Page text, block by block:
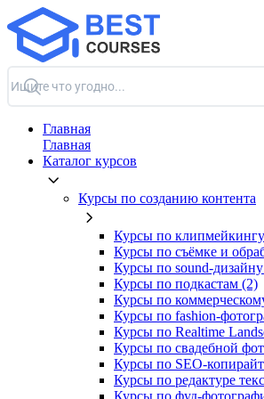
Главная
Главная
Каталог курсов
Курсы по созданию контента
Курсы по
Курсы по съёмке и
Курсы по sound-
Курсы по подкастам (2)
Курсы по
Курсы по fashion-
Курсы по Realtime
Курсы по свадебной
Курсы по SEO-
Курсы по редактуре